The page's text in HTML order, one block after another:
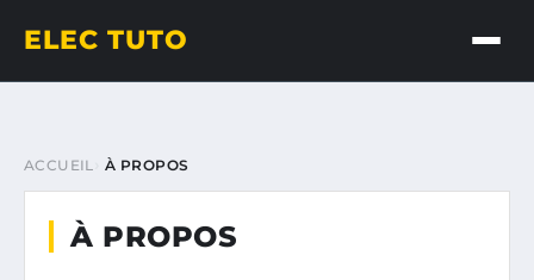
ELEC TUTO
ACCUEIL À PROPOS
À PROPOS